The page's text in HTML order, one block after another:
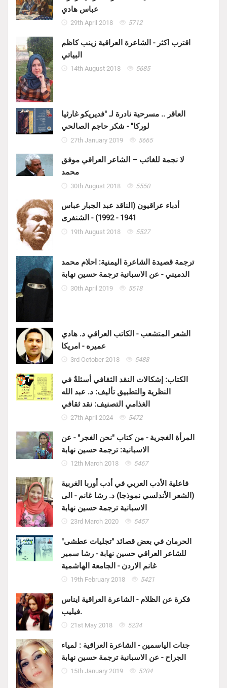
عباس هادي
29th April 2018 5712
اقترب اكثر - الشاعرة العراقية زينب كاظم
البياتي
14th August 2018 5685
العاقر .. مسرحية نادرة لـ "فديريكو غارثيا
لوركا" - شكر حاجم الصالحي
27th January 2019 5665
لا نجمة للغائب – الشاعر العراقي موفق
محمد
30th August 2018 5550
أدباء عراقيون (الناقد عبد الجبار عباس
1941 - 1992) - الشنفرى
19th August 2018 5527
ترجمة قصيدة الشاعرة اليمنية: احلام محمد
الدميني - عن الاسبانية ترجمة حسين نهابة
30th April 2019 5518
الشعر المتشعب - الكاتب العراقي د. هادي
عميره - امريكا
3rd October 2018 5488
الكتاب: إشكالات النقد الثقافي أسئلةٌ في
النظرية والتطبيق تأليف: د. عبد الله
الغذامي التصنيف: نقد ثقافي
27th April 2024 5472
المرأة الغجرية - من كتاب "نحن الغجر" - عن
الاسبانية: ترجمة حسين نهابة
12th March 2018 5467
فاعلية الأدب العربي في أدب أوربا الغربية
(الشعر الأندلسي نموذجا) د. رشا غانم - الى
الاسبانية ترجمة حسين نهابة
23rd March 2020 5457
الحرمان في بعض قصائد "تجليات عطشى"
للشاعر العراقي حسين نهابة - رشا سمير
غانم الاردن - الجامعة الهاشمية
19th February 2018 5421
فكرة عن الظلام - الشاعرة العراقية ايناس
فيليب.
21st May 2018 5234
جنات الياسمين - الشاعرة العراقية : لمياء
الجراح - عن الاسبانية ترجمة حسين نهابة
15th January 2019 5204